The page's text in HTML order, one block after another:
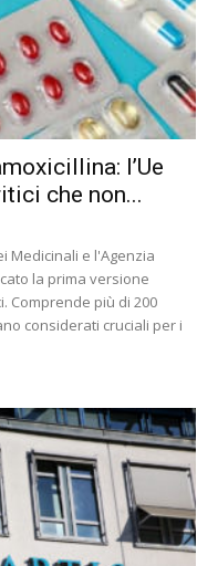
l’Ue
che non...
Medicinali e l'Agenzia
la prima versione
Comprende più di 200
considerati cruciali per i